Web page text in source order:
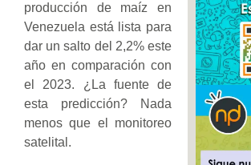
producción de maíz en
Venezuela está lista para
dar un salto del 2,2% este
año en comparación con
el 2023. ¿La fuente de
esta predicción? Nada
menos que el monitoreo
satelital.